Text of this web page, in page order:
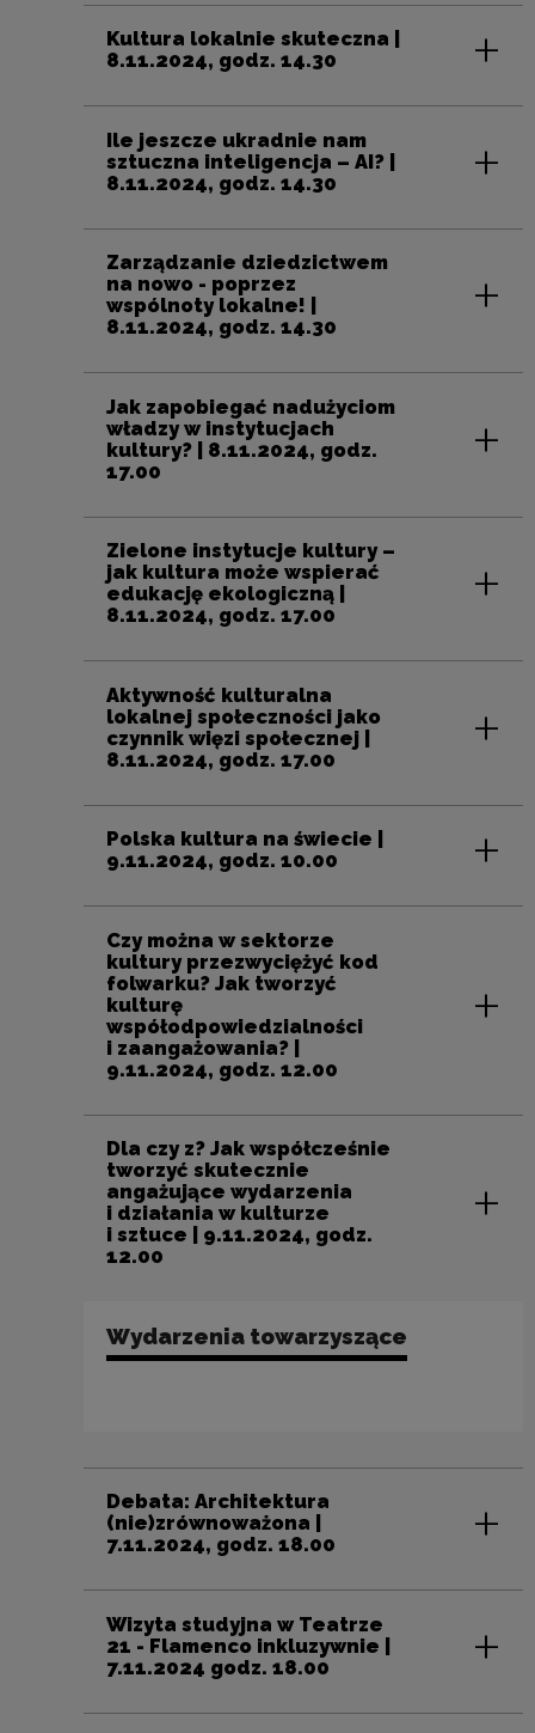
Kultura lokalnie skuteczna |
8.11.2024, godz. 14.30
Ile jeszcze ukradnie nam
sztuczna inteligencja – AI? |
8.11.2024, godz. 14.30
Zarządzanie dziedzictwem
na nowo - poprzez
wspólnoty lokalne! |
8.11.2024, godz. 14.30
Jak zapobiegać nadużyciom
władzy w instytucjach
kultury? | 8.11.2024, godz.
17.00
Zielone instytucje kultury –
jak kultura może wspierać
edukację ekologiczną |
8.11.2024, godz. 17.00
Aktywność kulturalna
lokalnej społeczności jako
czynnik więzi społecznej |
8.11.2024, godz. 17.00
Polska kultura na świecie |
9.11.2024, godz. 10.00
Czy można w sektorze
kultury przezwyciężyć kod
folwarku? Jak tworzyć
kulturę
współodpowiedzialności
i zaangażowania? |
9.11.2024, godz. 12.00
Dla czy z? Jak współcześnie
tworzyć skutecznie
angażujące wydarzenia
i działania w kulturze
i sztuce | 9.11.2024, godz.
12.00
Wydarzenia towarzyszące
Debata: Architektura
(nie)zrównoważona |
7.11.2024, godz. 18.00
Wizyta studyjna w Teatrze
21 - Flamenco inkluzywnie |
7.11.2024 godz. 18.00